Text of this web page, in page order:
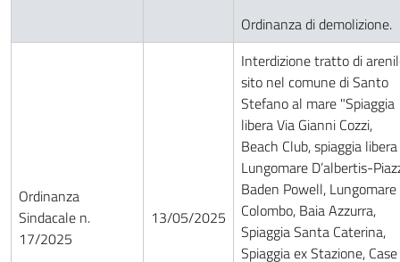
Ordinanza di demolizione.
Ordinanza
Sindacale n.
17/2025
13/05/2025
Interdizione tratto di
sito nel comune di Santo
Stefano al mare "Spiaggia
libera Via Gianni Cozzi,
Beach Club, spiaggia libera
Lungomare D’albertis-
Baden Powell, Lungomare
Colombo, Baia Azzurra,
Spiaggia Santa Caterina,
Spiaggia ex Stazione, Case